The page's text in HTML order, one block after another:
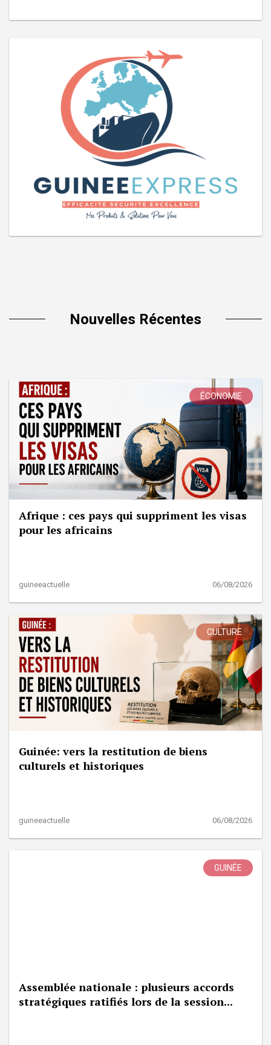
Nouvelles Récentes
ÉCONOMIE
Afrique : ces pays qui suppriment les visas
pour les africains
guineeactuelle 06/08/2026
CULTURE
Guinée: vers la restitution de biens
culturels et historiques
guineeactuelle 06/08/2026
GUINÉE
Assemblée nationale : plusieurs accords
stratégiques ratifiés lors de la session...